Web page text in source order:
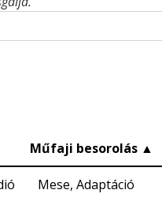
Műfaji besorolás ▲
Mese, Adaptáció